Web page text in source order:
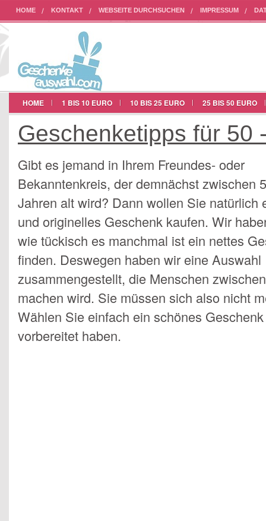
HOME KONTAKT WEBSEITE DURCHSUCHEN IMPRESSUM
AUF UNSERER WEBSEITE WERBEN
HOME 1 BIS 10 EURO 10 BIS 25 EURO 25 BIS 50 EURO
Geschenketipps für 50
Gibt es jemand in Ihrem Freundes- oder
Bekanntenkreis, der demnächst zwischen
Jahren alt wird? Dann wollen Sie natürlich
und originelles Geschenk kaufen. Wir
wie tückisch es manchmal ist ein nettes
finden. Deswegen haben wir eine Auswahl
zusammengestellt, die Menschen
machen wird. Sie müssen sich also nicht
Wählen Sie einfach ein schönes
vorbereitet haben.